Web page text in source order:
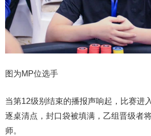
图为MP位选手
当第12级别结束的播报声响起，比赛进
逐桌清点，封口袋被填满，乙组晋级者
师。